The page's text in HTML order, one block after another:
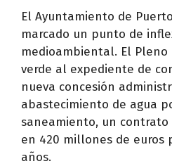
El Ayuntamiento de
marcado un punto de
medioambiental. El
verde al expediente de
nueva concesión
abastecimiento de agua
saneamiento, un contrato
en 420 millones de euros
años.